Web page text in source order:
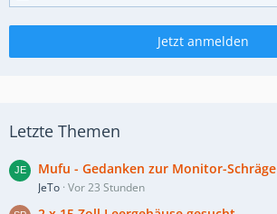
Jetzt anmelden
Letzte Themen
Mufu - Gedanken zur Monitor-Schräge
JeTo Vor 23 Stunden